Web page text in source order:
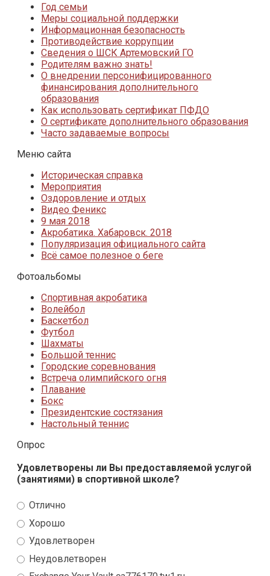
Год семьи
Меры социальной поддержки
Информационная безопасность
Противодействие коррупции
Сведения о ШСК Артемовский ГО
Родителям важно знать!
О внедрении персонифицированного
финансирования дополнительного
образования
Как использовать сертификат ПФДО
О сертификате дополнительного образования
Часто задаваемые вопросы
Меню сайта
Историческая справка
Мероприятия
Оздоровление и отдых
Видео Феникс
9 мая 2018
Акробатика. Хабаровск. 2018
Популяризация официального сайта
Всё самое полезное о беге
Фотоальбомы
Спортивная акробатика
Волейбол
Баскетбол
Футбол
Шахматы
Большой теннис
Городские соревнования
Встреча олимпийского огня
Плавание
Бокс
Президентские состязания
Настольный теннис
Опрос
Удовлетворены ли Вы предоставляемой услугой
(занятиями) в спортивной школе?
Отлично
Хорошо
Удовлетворен
Неудовлетворен